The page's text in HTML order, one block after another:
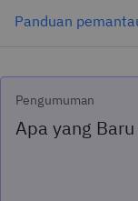
Panduan
Pengumuman
Apa yang